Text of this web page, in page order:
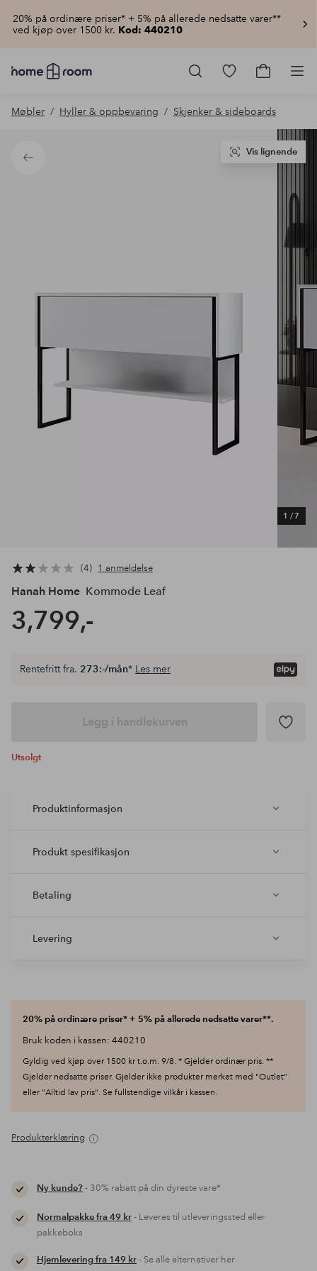
20% på ordinære priser* + 5% på allerede nedsatte varer**
ved kjøp over 1500 kr. Kod: 440210
Homeroom
–
hjemmet
pris
Gå
produkter
Gå
Møbler Hyller & oppbevaring Skjenker & sideboards
Tilbake
1 /7
Vis lignende
4 1 anmeldelse
Hanah Home Kommode Leaf
3,799,-
Rentefritt fra. 273:-/mån* Les mer
Legg i handlekurven
Utsolgt
Produktinformasjon
Produkt spesifikasjon
Betaling
Levering
20% på ordinære priser* + 5% på allerede nedsatte varer**.
Bruk koden i kassen: 440210
Gyldig ved kjøp over 1500 kr t.o.m. 9/8. * Gjelder ordinær pris. **
Gjelder nedsatte priser. Gjelder ikke produkter merket med "Outlet"
eller "Alltid lav pris". Se fullstendige vilkår i kassen.
Produkterklæring
Ny kunde?- 30% rabatt på din dyreste vare*
Normalpakke fra 49 kr- Leveres til utleveringssted eller
pakkeboks
Hjemlevering fra 149 kr- Se alle alternativer her